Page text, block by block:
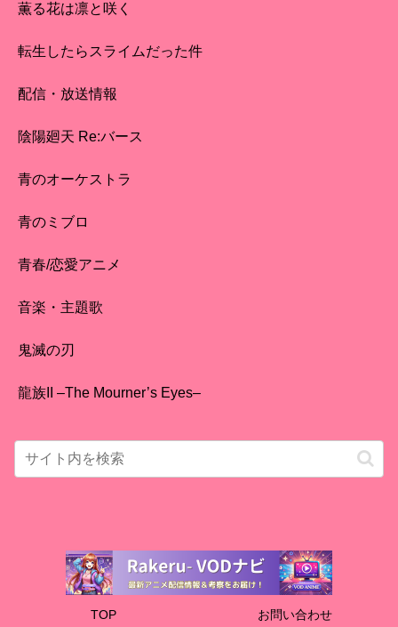
薫る花は凛と咲く
転生したらスライムだった件
配信・放送情報
陰陽廻天 Re:バース
青のオーケストラ
青のミブロ
青春/恋愛アニメ
音楽・主題歌
鬼滅の刃
龍族II –The Mourner’s Eyes–
TOP お問い合わせ